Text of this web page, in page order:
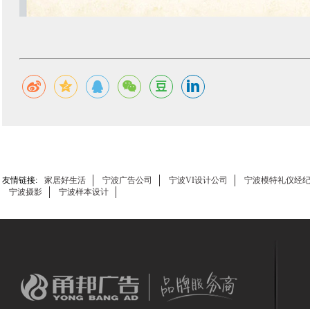
友情链接: 家居好生活 宁波广告公司 宁波VI设计公司
宁波模特礼仪经
宁波摄影
宁波样本设计